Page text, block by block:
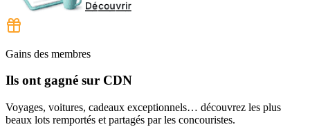
Gains des membres
Ils ont gagné sur CDN
Voyages, voitures, cadeaux exceptionnels… découvrez les plus
beaux lots remportés et partagés par les concouristes.